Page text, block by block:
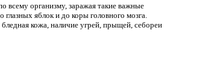
всему организму, заражая такие важные
яблок и до коры головного мозга.
кожа, наличие угрей, прыщей, себореи